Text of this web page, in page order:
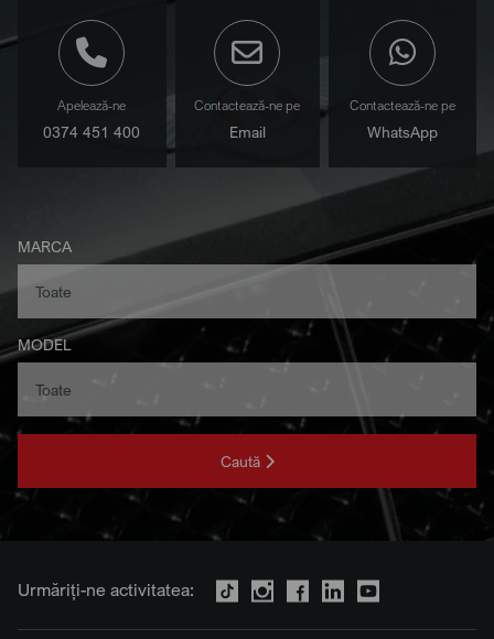
Apelează-ne
0374 451 400
Contactează-ne pe
Email
Contactează-ne pe
WhatsApp
MARCA
MODEL
Caută
Urmăriți-ne activitatea: